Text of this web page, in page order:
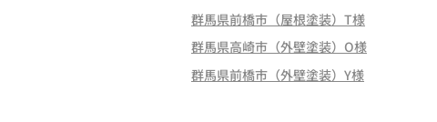
群馬県前橋市（屋根塗装）T様
群馬県高崎市（外壁塗装）O様
群馬県前橋市（外壁塗装）Y様